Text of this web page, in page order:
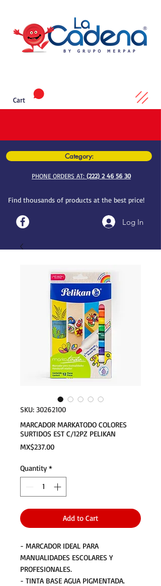
Category:
PHONE ORDERS AT: (222) 2 46 56 30
Find thousands of products at the best price!
Log In
Cart
SKU: 30262100
MARCADOR MARKATODO COLORES
SURTIDOS EST C/12PZ PELIKAN
MX$237.00Price
Quantity *
Add to Cart
- MARCADOR IDEAL PARA
MANUALIDADES ESCOLARES Y
PROFESIONALES.
- TINTA BASE AGUA PIGMENTADA.